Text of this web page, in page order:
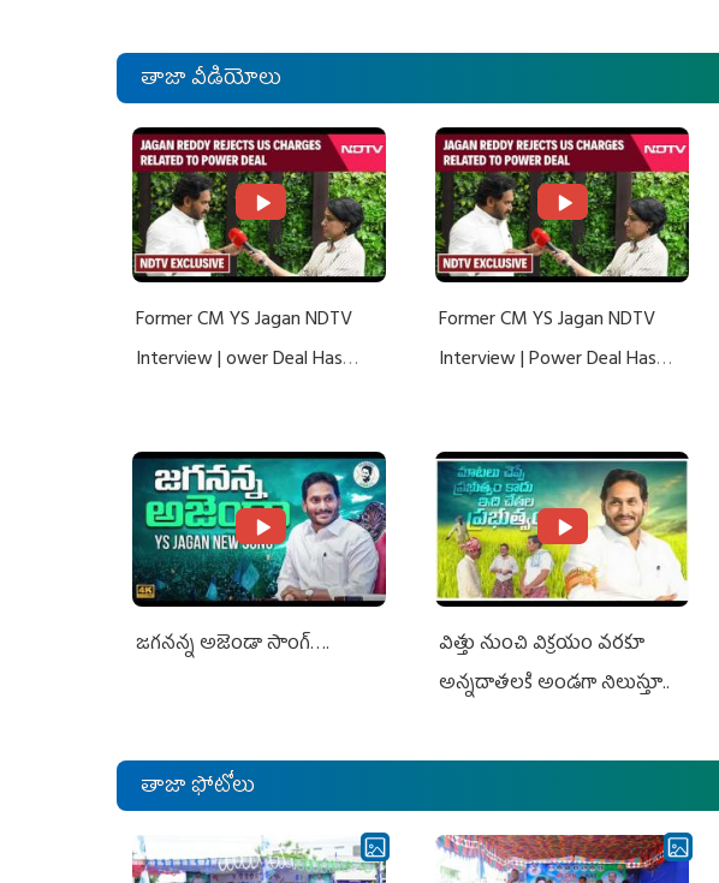
తాజా వీడియోలు
Former CM YS Jagan NDTV
Interview | ower Deal Has
Former CM YS Jagan NDTV
Interview | Power Deal Has
జగనన్న అజెండా సాంగ్….
విత్తు నుంచి విక్రయం వరకూ
అన్నదాతలకి అండగా నిలుస్తూ..
తాజా ఫోటోలు